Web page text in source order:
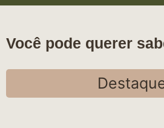
Você pode querer